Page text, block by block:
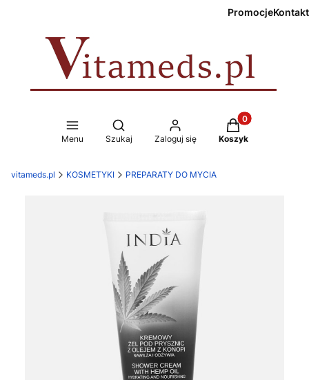
PromocjeKontakt
Menu
Otwórz wyszukiwarkę
Szukaj Zaloguj się
Produkty w
Koszyk
vitameds.pl KOSMETYKI PREPARATY DO MYCIA